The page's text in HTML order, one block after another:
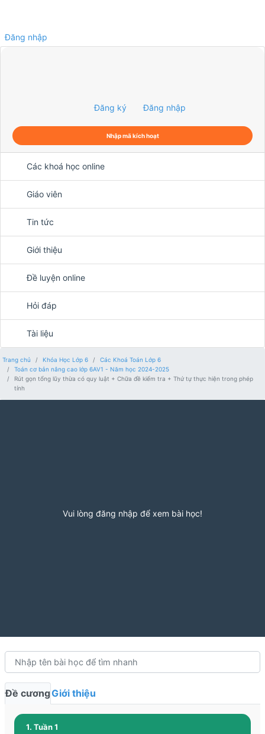
Đăng nhập
Đăng ký Đăng nhập
Nhập mã kích hoạt
Các khoá học online
Giáo viên
Tin tức
Giới thiệu
Đề luyện online
Hỏi đáp
Tài liệu
Trang chủ Khóa Học Lớp 6
Các Khoá Toán Lớp 6
Toán cơ bản nâng cao lớp 6AV1 - Năm học 2024-2025
Rút gọn tổng lũy thừa có quy luật + Chữa đề kiểm tra + Thứ tự thực hiện trong phép
tính
Vui lòng đăng nhập để xem bài học!
Đề cươngGiới thiệu
1. Tuần 1